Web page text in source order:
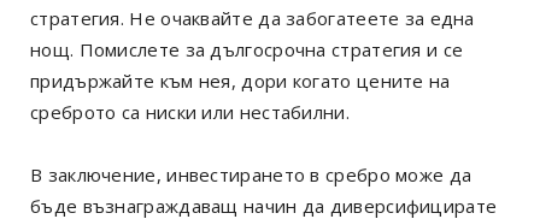
стратегия. Не очаквайте да забогатеете за една
нощ. Помислете за дългосрочна стратегия и се
придържайте към нея, дори когато цените на
среброто са ниски или нестабилни.
В заключение, инвестирането в сребро може да
бъде възнаграждаващ начин да диверсифицирате